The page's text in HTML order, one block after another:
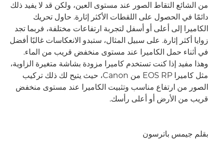
من الشائع التقاط الصور عند مستوى العين، ولكن قد لا يفيد ذلك
دائمًا في الحصول على اللقطات الأكثر إثارة. حاول تحريك
الكاميرا إلى أعلى أو أسفل لتجربة ارتفاعات مختلفة، فربما تجد
زوايا أكثر إثارة. على سبيل المثال، ستبدو الانعكاسات غالبًا أفضل
في أثناء حمل الكاميرا عند مستوى منخفض قريب من الماء.
وهذا مفيد إذا كنت تستخدم كاميرا مزودة بشاشة متغيرة الزاوية،
مثل كاميرا EOS RP من Canon، حيث يتيح لك ذلك تركيب
الصور من ارتفاع مناسب وتثبيت الكاميرا عند مستوى منخفض
قريب من الأرض أو أعلى رأسك.
بقلم جيمس باترسون